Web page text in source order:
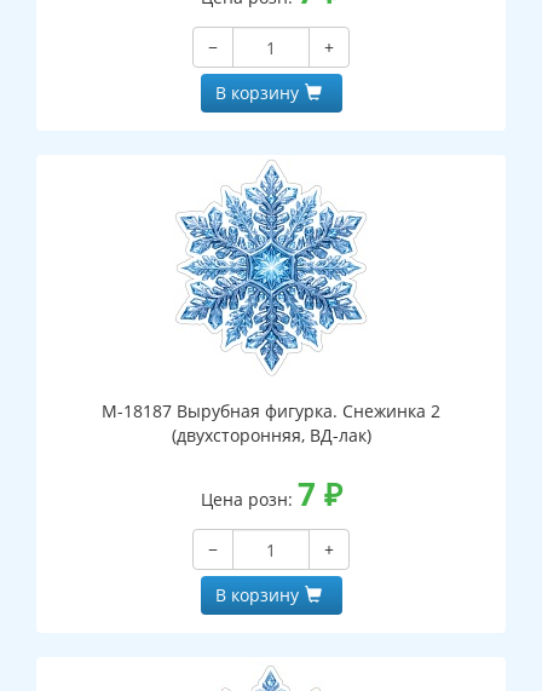
−
+
В корзину
М-18187 Вырубная фигурка. Снежинка 2
(двухсторонняя, ВД-лак)
Цена розн: 7 ₽
−
+
В корзину